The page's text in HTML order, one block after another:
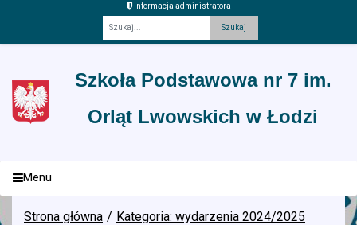
Informacja administratora
Szkoła Podstawowa nr 7 im.
Orląt Lwowskich w Łodzi
Menu
Strona główna
Kategoria: wydarzenia 2024/2025